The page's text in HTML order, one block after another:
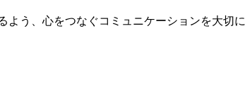
よう、心をつなぐコミュニケーションを大